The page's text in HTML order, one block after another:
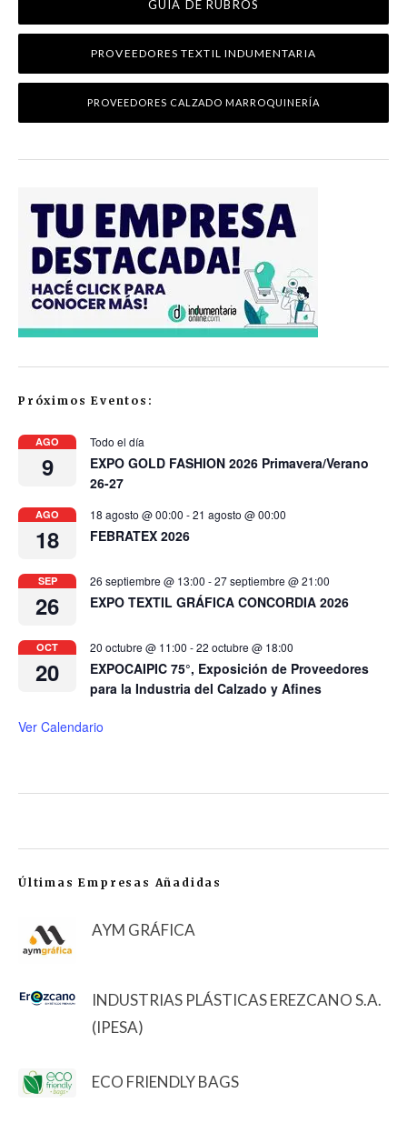
GUÍA DE RUBROS
PROVEEDORES TEXTIL INDUMENTARIA
PROVEEDORES CALZADO MARROQUINERÍA
Próximos Eventos:
AGO
9
Todo el día
EXPO GOLD FASHION 2026 Primavera/Verano
26-27
AGO
18
18 agosto @ 00:00 -21 agosto @ 00:00
FEBRATEX 2026
SEP
26
26 septiembre @ 13:00 -27 septiembre @ 21:00
EXPO TEXTIL GRÁFICA CONCORDIA 2026
OCT
20
20 octubre @ 11:00 -22 octubre @ 18:00
EXPOCAIPIC 75°, Exposición de Proveedores
para la Industria del Calzado y Afines
Ver Calendario
Últimas Empresas Añadidas
AYM GRÁFICA
INDUSTRIAS PLÁSTICAS EREZCANO S.A.
(IPESA)
ECO FRIENDLY BAGS